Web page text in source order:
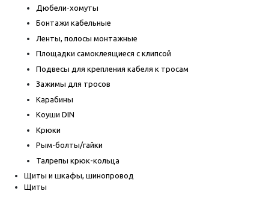
Дюбели-хомуты
Бонтажи кабельные
Ленты, полосы монтажные
Площадки самоклеящиеся с клипсой
Подвесы для крепления кабеля к тросам
Зажимы для тросов
Карабины
Коуши DIN
Крюки
Рым-болты/гайки
Талрепы крюк-кольца
Щиты и шкафы, шинопровод
Щиты